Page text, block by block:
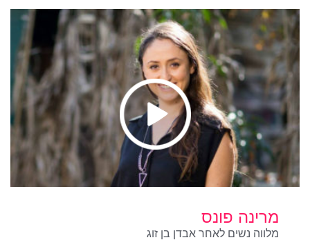
מרינה פונס
מלווה נשים לאחר אבדן בן זוג